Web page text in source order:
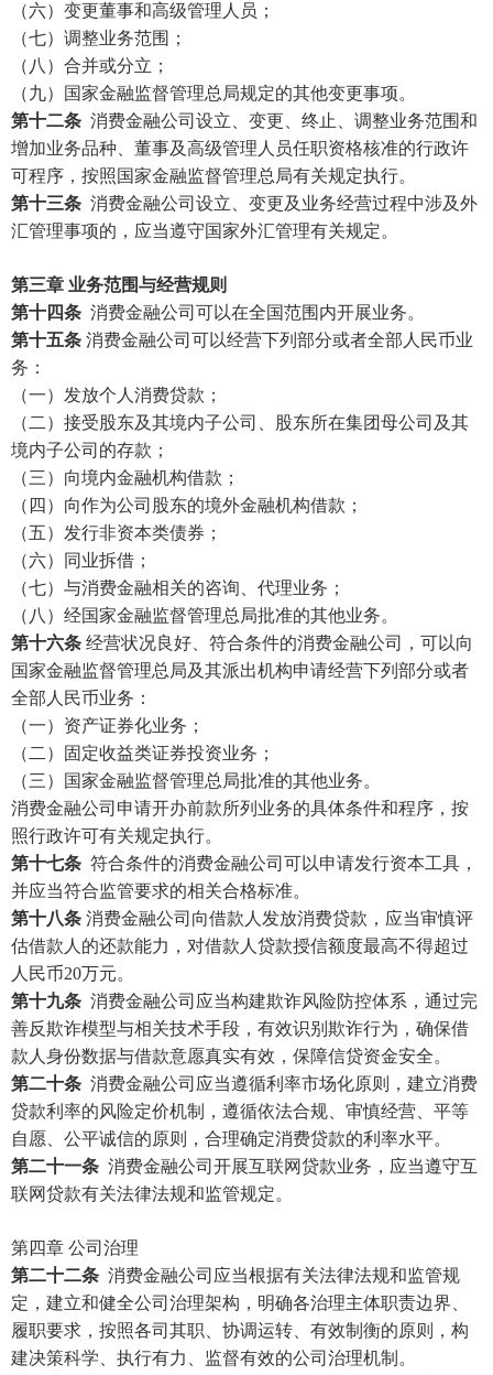
（六）变更董事和高级管理人员；
（七）调整业务范围；
（八）合并或分立；
（九）国家金融监督管理总局规定的其他变更事项。
第十二条 消费金融公司设立、变更、终止、调整业务范围和
增加业务品种、董事及高级管理人员任职资格核准的行政许
可程序，按照国家金融监督管理总局有关规定执行。
第十三条 消费金融公司设立、变更及业务经营过程中涉及外
汇管理事项的，应当遵守国家外汇管理有关规定。
第三章 业务范围与经营规则
第十四条 消费金融公司可以在全国范围内开展业务。
第十五条 消费金融公司可以经营下列部分或者全部人民币业
务：
（一）发放个人消费贷款；
（二）接受股东及其境内子公司、股东所在集团母公司及其
境内子公司的存款；
（三）向境内金融机构借款；
（四）向作为公司股东的境外金融机构借款；
（五）发行非资本类债券；
（六）同业拆借；
（七）与消费金融相关的咨询、代理业务；
（八）经国家金融监督管理总局批准的其他业务。
第十六条 经营状况良好、符合条件的消费金融公司，可以向
国家金融监督管理总局及其派出机构申请经营下列部分或者
全部人民币业务：
（一）资产证券化业务；
（二）固定收益类证券投资业务；
（三）国家金融监督管理总局批准的其他业务。
消费金融公司申请开办前款所列业务的具体条件和程序，按
照行政许可有关规定执行。
第十七条 符合条件的消费金融公司可以申请发行资本工具，
并应当符合监管要求的相关合格标准。
第十八条 消费金融公司向借款人发放消费贷款，应当审慎评
估借款人的还款能力，对借款人贷款授信额度最高不得超过
人民币20万元。
第十九条 消费金融公司应当构建欺诈风险防控体系，通过完
善反欺诈模型与相关技术手段，有效识别欺诈行为，确保借
款人身份数据与借款意愿真实有效，保障信贷资金安全。
第二十条 消费金融公司应当遵循利率市场化原则，建立消费
贷款利率的风险定价机制，遵循依法合规、审慎经营、平等
自愿、公平诚信的原则，合理确定消费贷款的利率水平。
第二十一条 消费金融公司开展互联网贷款业务，应当遵守互
联网贷款有关法律法规和监管规定。
第四章 公司治理
第二十二条 消费金融公司应当根据有关法律法规和监管规
定，建立和健全公司治理架构，明确各治理主体职责边界、
履职要求，按照各司其职、协调运转、有效制衡的原则，构
建决策科学、执行有力、监督有效的公司治理机制。